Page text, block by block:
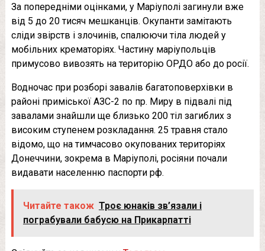
За попередніми оцінками, у Маріуполі загинули вже
від 5 до 20 тисяч мешканців. Окупанти замітають
сліди звірств і злочинів, спалюючи тіла людей у
мобільних крематоріях. Частину маріупольців
примусово вивозять на територію ОРДО або до росії.
Водночас при розборі завалів багатоповерхівки в
районі приміської АЗС-2 по пр. Миру в підвалі під
завалами знайшли ще близько 200 тіл загиблих з
високим ступенем розкладання. 25 травня стало
відомо, що на тимчасово окупованих територіях
Донеччини, зокрема в Маріуполі, росіяни почали
видавати населенню паспорти рф.
Читайте також Троє юнаків зв’язали і
пограбували бабусю на Прикарпатті